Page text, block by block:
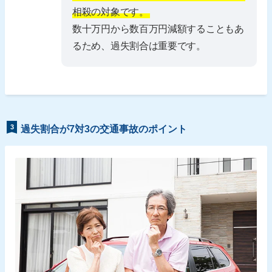
相殺の対象です。
数十万円から数百万円減額することもあ
るため、過失割合は重要です。
3 過失割合が7対3の交通事故のポイント